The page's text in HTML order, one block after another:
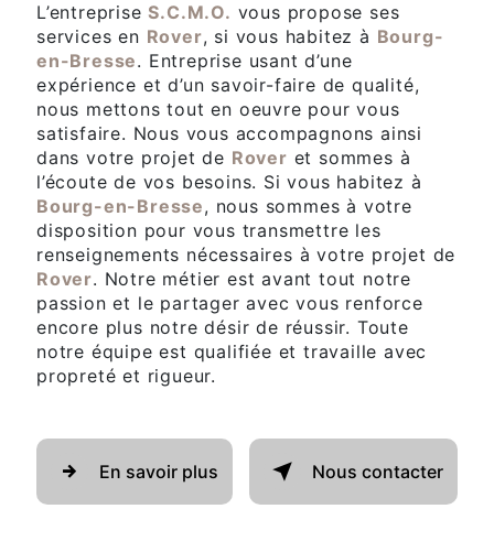
L’entrepriseS.C.M.O. vous propose ses
services en Rover, si vous habitez à Bourg-
en-Bresse. Entreprise usant d’une
expérience et d’un savoir-faire de qualité,
nous mettons tout en oeuvre pour vous
satisfaire. Nous vous accompagnons ainsi
dans votre projet de Rover et sommes à
l’écoute de vos besoins. Si vous habitez à
Bourg-en-Bresse, nous sommes à votre
disposition pour vous transmettre les
renseignements nécessaires à votre projet de
Rover. Notre métier est avant tout notre
passion et le partager avec vous renforce
encore plus notre désir de réussir. Toute
notre équipe est qualifiée et travaille avec
propreté et rigueur.
En savoir plus Nous contacter